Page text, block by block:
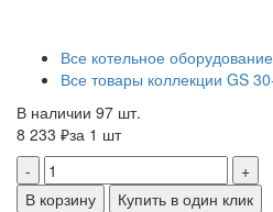
Все котельное
Все товары коллекции GS
В наличии 97 шт.
8 233 ₽за 1 шт
-
+
В корзину
Купить в один клик